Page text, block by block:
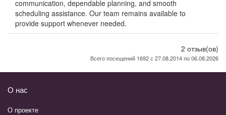
communication, dependable planning, and smooth
scheduling assistance. Our team remains available to
provide support whenever needed.
2 отзыв(ов)
Всего посещений 1692 с 27.08.2014 по 06.08.2026
О нас
О проекте